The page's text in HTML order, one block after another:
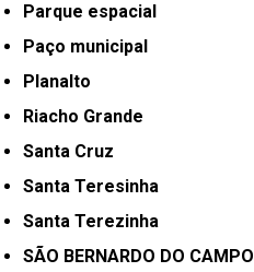
Parque espacial
Paço municipal
Planalto
Riacho Grande
Santa Cruz
Santa Teresinha
Santa Terezinha
SÃO BERNARDO DO CAMPO